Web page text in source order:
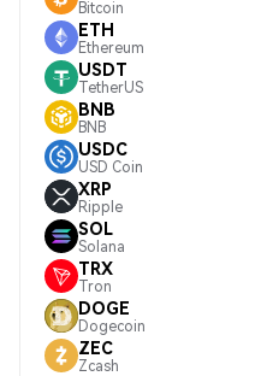
Bitcoin
ETH
Ethereum
USDT
TetherUS
BNB
BNB
USDC
USD Coin
XRP
Ripple
SOL
Solana
TRX
Tron
DOGE
Dogecoin
ZEC
Zcash